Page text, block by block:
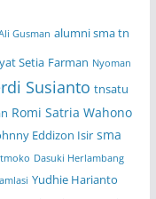
Gusman alumni sma tn
Setia Farman Nyoman
Susianto tnsatu
Romi Satria Wahono
Eddizon Isir sma
Dasuki Herlambang
Yudhie Harianto